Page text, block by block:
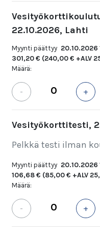
22.10.2026, Lahti
Myynti päättyy 20.10.2026
301,20 € (240,00 € +ALV
Määrä:
- +
Vesityökorttitesti,
Pelkkä testi ilman
Myynti päättyy 20.10.2026
106,68 € (85,00 € +ALV
Määrä:
- +